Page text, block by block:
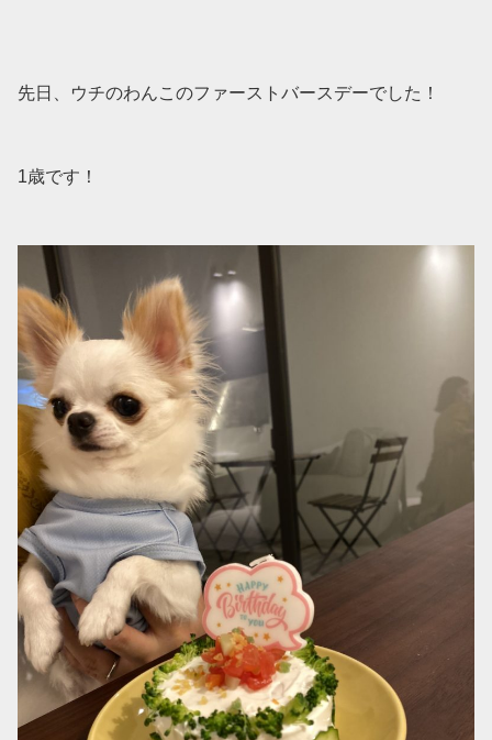
先日、ウチのわんこのファーストバースデーでした！
1歳です！